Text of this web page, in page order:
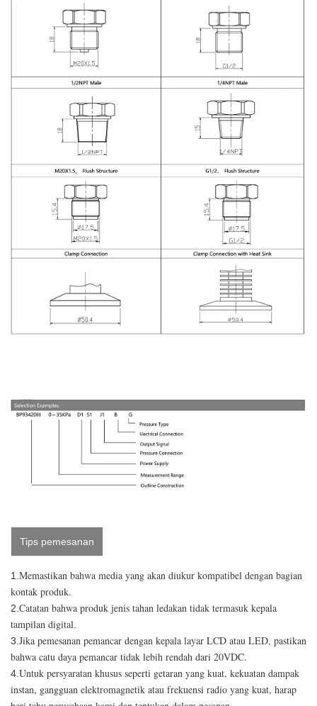
Tips pemesanan
1. Memastikan bahwa media yang akan diukur kompatibel dengan bagian
kontak produk.
2. Catatan bahwa produk jenis tahan ledakan tidak termasuk kepala
tampilan digital
3. Jika pemesanan pemancar dengan kepala layar LCD atau LED, pastikan
bahwa catu daya pemancar tidak lebih rendah dari 20VDC.
4. Untuk persyaratan khusus seperti getaran yang kuat, kekuatan dampak
instan, gangguan elektromagnetik atau frekuensi radio yang kuat, harap